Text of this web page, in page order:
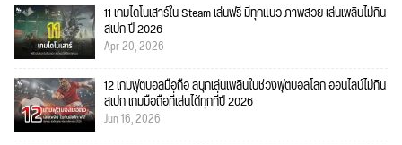
11 เกมไดโนเสาร์ใน Steam เล่นฟรี มีทุกแนว ภาพสวย เล่นเพลินไม่กิน
สเปก ปี 2026
Apr 20, 2026
12 เกมฟุตบอลมือถือ สนุกเล่นเพลินในช่วงฟุตบอลโลก ออนไลน์ไม่กิน
สเปก เกมมือถือที่เล่นได้ทุกที่ปี 2026
Jun 16, 2026